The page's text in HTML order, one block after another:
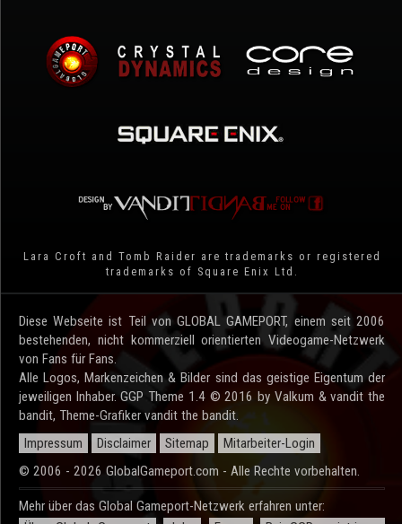
Lara Croft and Tomb Raider are trademarks or registered
trademarks of Square Enix Ltd.
Diese Webseite ist Teil von GLOBAL GAMEPORT, einem seit 2006
bestehenden, nicht kommerziell orientierten Videogame-Netzwerk
von Fans für Fans.
Alle Logos, Markenzeichen & Bilder sind das geistige Eigentum der
jeweiligen Inhaber. GGP Theme 1.4 © 2016 by Valkum & vandit the
bandit, Theme-Grafiker vandit the bandit.
Impressum
Disclaimer Sitemap
Mitarbeiter-Login
© 2006 - 2026 GlobalGameport.com - Alle Rechte vorbehalten.
Mehr über das Global Gameport-Netzwerk erfahren unter: